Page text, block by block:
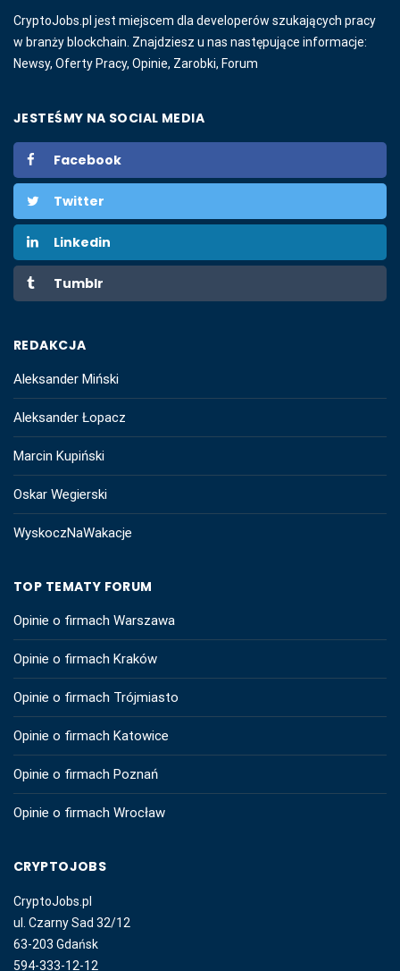
CryptoJobs.pl jest miejscem dla developerów szukających pracy
w branży blockchain. Znajdziesz u nas następujące informacje:
Newsy, Oferty Pracy, Opinie, Zarobki, Forum
JESTEŚMY NA SOCIAL MEDIA
Facebook
Twitter
Linkedin
Tumblr
REDAKCJA
Aleksander Miński
Aleksander Łopacz
Marcin Kupiński
Oskar Wegierski
WyskoczNaWakacje
TOP TEMATY FORUM
Opinie o firmach Warszawa
Opinie o firmach Kraków
Opinie o firmach Trójmiasto
Opinie o firmach Katowice
Opinie o firmach Poznań
Opinie o firmach Wrocław
CRYPTOJOBS
CryptoJobs.pl
ul. Czarny Sad 32/12
63-203 Gdańsk
594-333-12-12